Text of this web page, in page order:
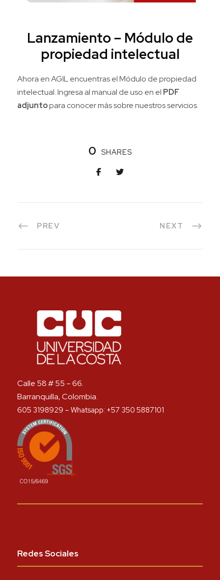
Lanzamiento – Módulo de
propiedad intelectual
Ahora en AGIL encuentras el Módulo de propiedad
intelectual. Ingresa al manual de uso en el PDF
adjuntopara conocer más sobre nuestros servicios.
0 SHARES
PREV NEXT
Calle 58 # 55 – 66.
Barranquilla, Colombia.
605 3198929 – Whatsapp: +57 350 5887101
Redes Sociales